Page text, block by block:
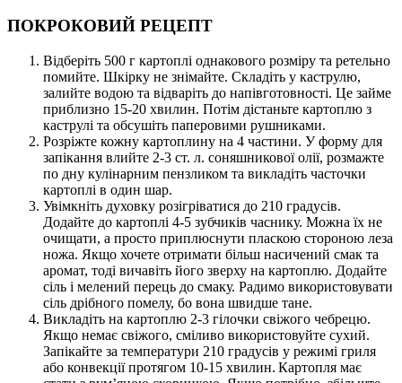
ПОКРОКОВИЙ РЕЦЕПТ
Відберіть 500 г картоплі однакового розміру та ретельно
помийте. Шкірку не знімайте. Складіть у каструлю,
залийте водою та відваріть до напівготовності. Це займе
приблизно 15-20 хвилин. Потім дістаньте картоплю з
каструлі та обсушіть паперовими рушниками.
Розріжте кожну картоплину на 4 частини. У форму для
запікання влийте 2-3 ст. л. соняшникової олії, розмажте
по дну кулінарним пензликом та викладіть часточки
картоплі в один шар.
Увімкніть духовку розігріватися до 210 градусів.
Додайте до картоплі 4-5 зубчиків часнику. Можна їх не
очищати, а просто приплюснути пласкою стороною леза
ножа. Якщо хочете отримати більш насичений смак та
аромат, тоді вичавіть його зверху на картоплю. Додайте
сіль і мелений перець до смаку. Радимо використовувати
сіль дрібного помелу, бо вона швидше тане.
Викладіть на картоплю 2-3 гілочки свіжого чебрецю.
Якщо немає свіжого, сміливо використовуйте сухий.
Запікайте за температури 210 градусів у режимі гриля
або конвекції протягом 10-15 хвилин. Картопля має